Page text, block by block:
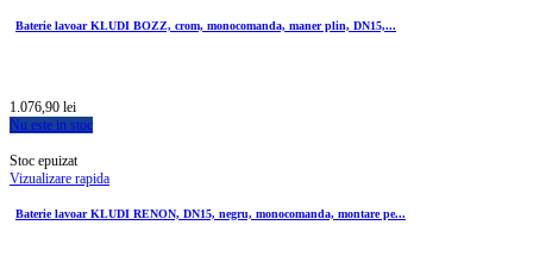
Baterie lavoar KLUDI BOZZ, crom, monocomanda, maner plin, DN15,...
1.076,90 lei
Nu este in stoc
Stoc epuizat
Vizualizare rapida
Baterie lavoar KLUDI RENON, DN15, negru, monocomanda, montare pe...